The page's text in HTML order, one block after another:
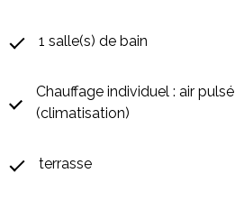
1 salle(s) de bain
Chauffage individuel : air pulsé
(climatisation)
terrasse